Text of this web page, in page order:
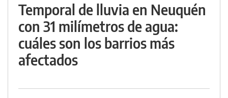
Temporal de lluvia en Neuquén
con 31 milímetros de agua:
cuáles son los barrios más
afectados